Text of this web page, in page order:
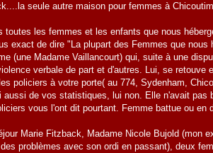
seule autre maison pour femmes à
les femmes et les enfants que nous
exact de dire "La plupart des Femmes que
(une Madame Vaillancourt) qui, suite à une
verbale de part et d'autres. Lui, se
policiers à votre porte( au 774, Sydenham,
de vos statistiques, lui non. Elle n'avait
vous l'ont dit pourtant. Femme battue ou en
Marie Fitzback, Madame Nicole Bujold (mon
problèmes avec son ordi en passant), deux